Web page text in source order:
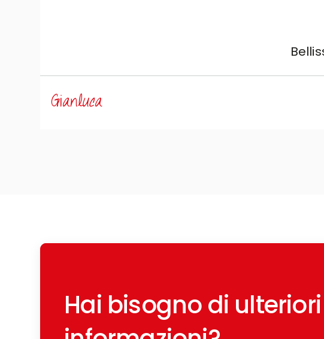
Gianluca
Hai bisogno di ulteriori